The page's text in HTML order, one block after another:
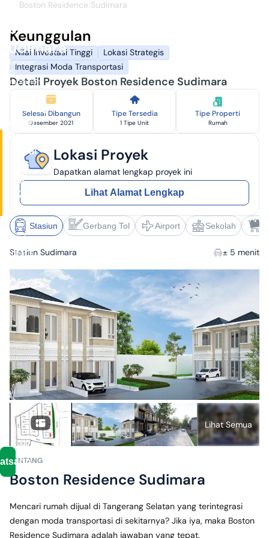
Boston
Residence
Sudimara
Developer:
MDS
Corporation
Ciputat,
Tangerang
Selatan
Harga
Mulai
dari
Rp
677
Juta
± 10
menit ke
Gerbang
Serpong
± 5
menit ke
Stasiun
Sudimara
± 120
menit ke
Soekarno-
International
Airport
Boston Residence Sudimara
Keunggulan
Nilai Investasi Tinggi
Lokasi Strategis
Integrasi Moda Transportasi
Detail Proyek Boston Residence Sudimara
Selesai Dibangun
Desember 2021
Tipe Tersedia
1 Tipe Unit
Tipe Properti
Rumah
Lokasi Proyek
Dapatkan alamat lengkap proyek ini
Lihat Alamat Lengkap
Stasiun Gerbang Tol Airport Sekolah
Stasiun Sudimara ± 5 menit
Lihat Semua
TENTANG
Boston Residence Sudimara
Mencari rumah dijual di Tangerang Selatan yang terintegrasi
dengan moda transportasi di sekitarnya? Jika iya, maka Boston
Residence Sudimara adalah jawaban yang tepat.